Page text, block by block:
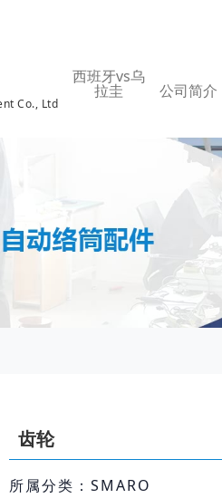
Co., Ltd
西班牙vs乌
拉圭 公司简介
齿轮
所属分类：SMARO